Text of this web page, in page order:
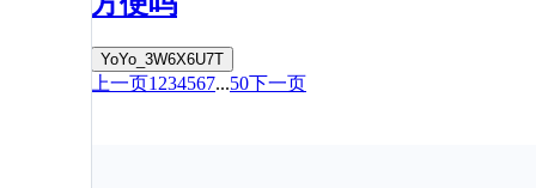
YoYo_3W6X6U7T
上一页1 234567...50下一页